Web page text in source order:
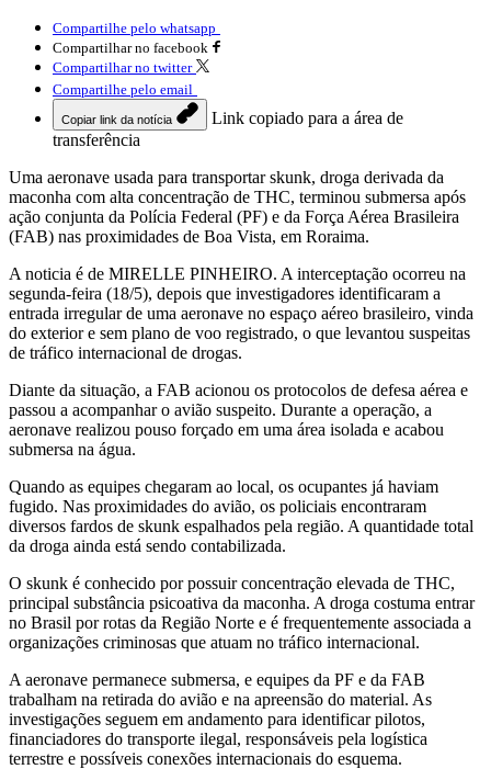
Compartilhe pelo whatsapp
Compartilhar no facebook
Compartilhar no twitter
Compartilhe pelo email
Copiar link da notícia
Link copiado para a área de
transferência
Uma aeronave usada para transportar skunk, droga derivada da
maconha com alta concentração de THC, terminou submersa após
ação conjunta da Polícia Federal (PF) e da Força Aérea Brasileira
(FAB) nas proximidades de Boa Vista, em Roraima.
A noticia é de MIRELLE PINHEIRO. A interceptação ocorreu na
segunda-feira (18/5), depois que investigadores identificaram a
entrada irregular de uma aeronave no espaço aéreo brasileiro, vinda
do exterior e sem plano de voo registrado, o que levantou suspeitas
de tráfico internacional de drogas.
Diante da situação, a FAB acionou os protocolos de defesa aérea e
passou a acompanhar o avião suspeito. Durante a operação, a
aeronave realizou pouso forçado em uma área isolada e acabou
submersa na água.
Quando as equipes chegaram ao local, os ocupantes já haviam
fugido. Nas proximidades do avião, os policiais encontraram
diversos fardos de skunk espalhados pela região. A quantidade total
da droga ainda está sendo contabilizada.
O skunk é conhecido por possuir concentração elevada de THC,
principal substância psicoativa da maconha. A droga costuma entrar
no Brasil por rotas da Região Norte e é frequentemente associada a
organizações criminosas que atuam no tráfico internacional.
A aeronave permanece submersa, e equipes da PF e da FAB
trabalham na retirada do avião e na apreensão do material. As
investigações seguem em andamento para identificar pilotos,
financiadores do transporte ilegal, responsáveis pela logística
terrestre e possíveis conexões internacionais do esquema.